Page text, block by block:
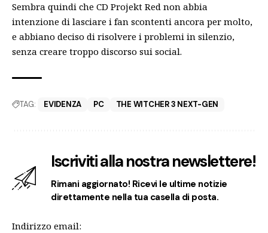
Sembra quindi che CD Projekt Red non abbia
intenzione di lasciare i fan scontenti ancora per molto,
e abbiano deciso di risolvere i problemi in silenzio,
senza creare troppo discorso sui social.
TAG: EVIDENZA PC THE WITCHER 3 NEXT-GEN
Iscriviti alla nostra newslettere!
Rimani aggiornato! Ricevi le ultime notizie
direttamente nella tua casella di posta.
Indirizzo email: